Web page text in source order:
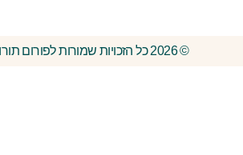
© 2026 כל הזכויות שמורות לפורום תורותם אמנותן